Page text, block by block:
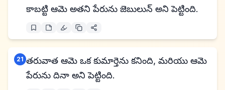
కాబట్టి ఆమె అతని పేరును జెబులున్ అని పెట్టింది.
21 తరువాత ఆమె ఒక కుమార్తెను కనింది, మరియు ఆమె
పేరును దినా అని పెట్టింది.